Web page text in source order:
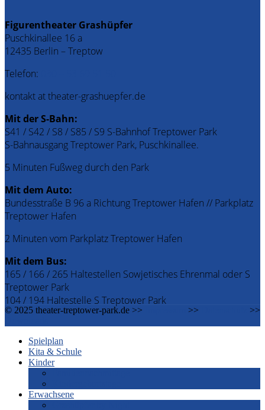
Figurentheater Grashüpfer
Puschkinallee 16 a
12435 Berlin – Treptow
Telefon:
kontakt at theater-grashuepfer.de
Mit der S-Bahn:
S41 / S42 / S8 / S85 / S9 S-Bahnhof Treptower Park
S-Bahnausgang Treptower Park, Puschkinallee.
5 Minuten Fußweg durch den Park
Mit dem Auto:
Bundesstraße B 96 a Richtung Treptower Hafen // Parkplatz
Treptower Hafen
2 Minuten vom Parkplatz Treptower Hafen
Mit dem Bus:
165 / 166 / 265 Haltestellen Sowjetisches Ehrenmal oder S
Treptower Park
104 / 194 Haltestelle S Treptower Park
© 2025 theater-treptower-park.de >> >>
>>
Spielplan
Kita & Schule
Kinder
Erwachsene